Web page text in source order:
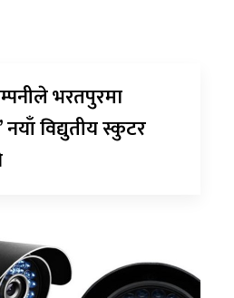
भरतपुरमा
नयाँ विद्युतीय स्कुटर